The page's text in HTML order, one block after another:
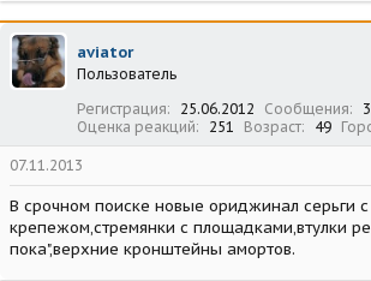
aviator
Пользователь
Регистрация
25.06.2012 Сообщения
Оценка реакций
251 Возраст 49
07.11.2013
В срочном поиске новые ориджинал серьги с
крепежом,стремянки с площадками,втулки
пока",верхние кронштейны амортов.